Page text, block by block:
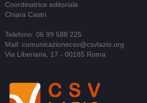
Coordinatrice editoriale
Chiara Castri
Telefono: 06 99 588 225
Mail: comunicazionecsv@csvlazio.org
Via Liberiana, 17 - 00185 Roma